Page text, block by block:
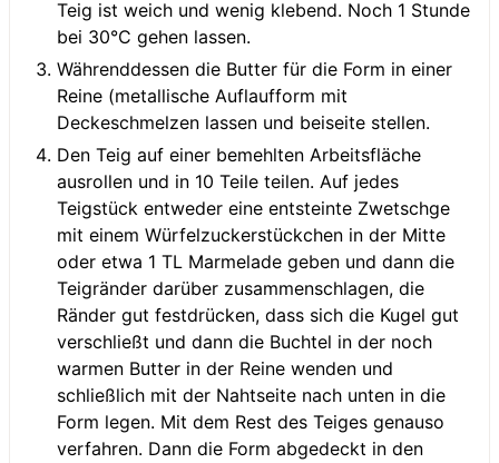
Teig ist weich und wenig klebend. Noch 1 Stunde
bei 30°C gehen lassen.
Währenddessen die Butter für die Form in einer
Reine (metallische Auflaufform mit
Deckeschmelzen lassen und beiseite stellen.
Den Teig auf einer bemehlten Arbeitsfläche
ausrollen und in 10 Teile teilen. Auf jedes
Teigstück entweder eine entsteinte Zwetschge
mit einem Würfelzuckerstückchen in der Mitte
oder etwa 1 TL Marmelade geben und dann die
Teigränder darüber zusammenschlagen, die
Ränder gut festdrücken, dass sich die Kugel gut
verschließt und dann die Buchtel in der noch
warmen Butter in der Reine wenden und
schließlich mit der Nahtseite nach unten in die
Form legen. Mit dem Rest des Teiges genauso
verfahren. Dann die Form abgedeckt in den